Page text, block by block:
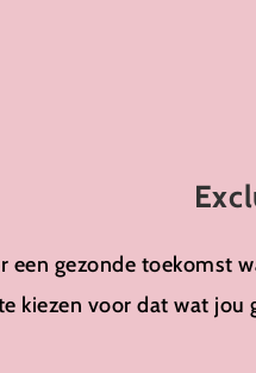
een gezonde toekomst
kiezen voor dat wat jou